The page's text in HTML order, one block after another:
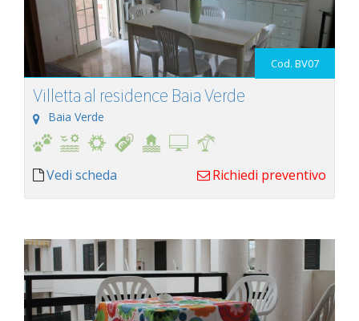
Cod. BV07
Villetta al residence Baia Verde
Baia Verde
Vedi scheda Richiedi preventivo